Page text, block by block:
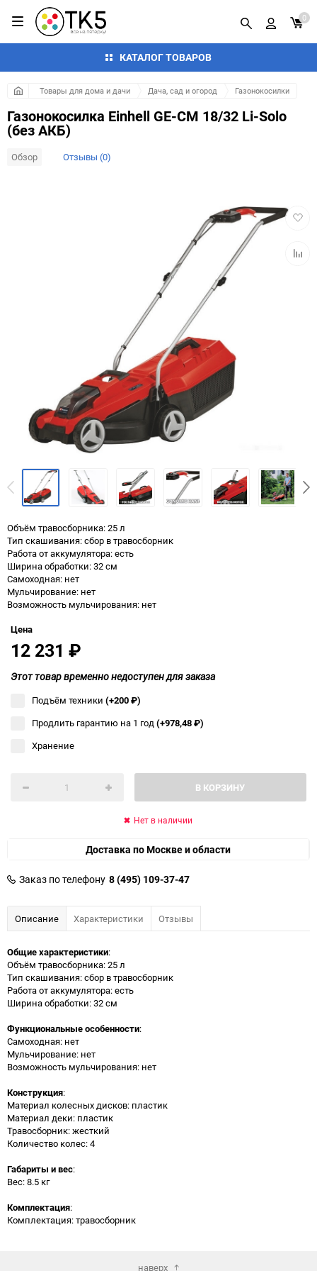
КАТАЛОГ ТОВАРОВ
0
Товары для дома и дачи Дача, сад и огород Газонокосилки
Газонокосилка Einhell GE-CM 18/32 Li-Solo
(без АКБ)
Обзор Отзывы (0)
Объём травосборника: 25 л
Тип скашивания: сбор в травосборник
Работа от аккумулятора: есть
Ширина обработки: 32 см
Самоходная: нет
Мульчирование: нет
Возможность мульчирования: нет
Цена
12 231 ₽
Этот товар временно недоступен для заказа
Подъём техники (+200₽)
Продлить гарантию на 1 год(+978,48₽)
Хранение
В КОРЗИНУ
Нет в наличии
Доставка по Москве и области
Заказ по телефону 8 (495) 109-37-47
Описание Характеристики Отзывы
Общие характеристики:
Объём травосборника: 25 л
Тип скашивания: сбор в травосборник
Работа от аккумулятора: есть
Ширина обработки: 32 см
Функциональные особенности:
Самоходная: нет
Мульчирование: нет
Возможность мульчирования: нет
Конструкция:
Материал колесных дисков: пластик
Материал деки: пластик
Травосборник: жесткий
Количество колес: 4
Габариты и вес:
Вес: 8.5 кг
Комплектация:
Комплектация: травосборник
наверх